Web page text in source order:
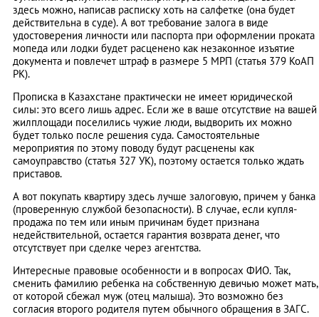
здесь можно, написав расписку хоть на салфетке (она будет
действительна в суде). А вот требование залога в виде
удостоверения личности или паспорта при оформлении проката
мопеда или лодки будет расценено как незаконное изъятие
документа и повлечет штраф в размере 5 МРП (статья 379 КоАП
РК).
Прописка в Казахстане практически не имеет юридической
силы: это всего лишь адрес. Если же в ваше отсутствие на вашей
жилплощади поселились чужие люди, выдворить их можно
будет только после решения суда. Самостоятельные
мероприятия по этому поводу будут расценены как
самоуправство (статья 327 УК), поэтому остается только ждать
приставов.
А вот покупать квартиру здесь лучше залоговую, причем у банка
(проверенную службой безопасности). В случае, если купля-
продажа по тем или иным причинам будет признана
недействительной, остается гарантия возврата денег, что
отсутствует при сделке через агентства.
Интересные правовые особенности и в вопросах ФИО. Так,
сменить фамилию ребенка на собственную девичью может мать,
от которой сбежал муж (отец малыша). Это возможно без
согласия второго родителя путем обычного обращения в ЗАГС.